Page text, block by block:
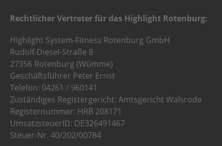
Rechtlicher Vertreter für das Highlight Rotenburg:
Highlight System-Fitness Rotenburg GmbH
Rudolf-Diesel-Straße 8
27356 Rotenburg (Wümme)
Geschäftsführer Peter Ernst
Telefon: 04261 / 960141
Zuständiges Registergericht: Amtsgericht Walsrode
Registernummer: HRB 208171
UmsatzsteuerID: DE326491467
Steuer-Nr. 40/202/00784